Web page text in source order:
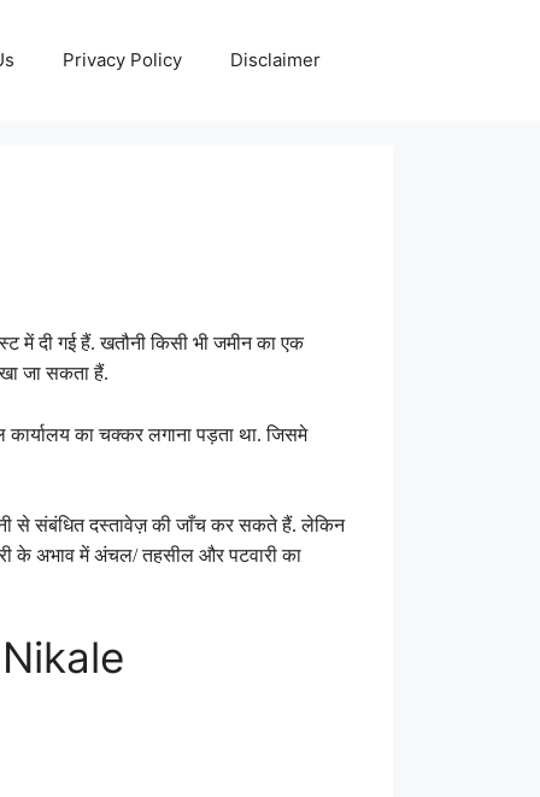
Privacy Policy Disclaimer
में दी गई हैं. खतौनी किसी भी जमीन का एक
जा सकता हैं.
का चक्कर लगाना पड़ता था. जिसमे
से संबंधित दस्तावेज़ की जाँच कर सकते हैं. लेकिन
के अभाव में अंचल/ तहसील और पटवारी का